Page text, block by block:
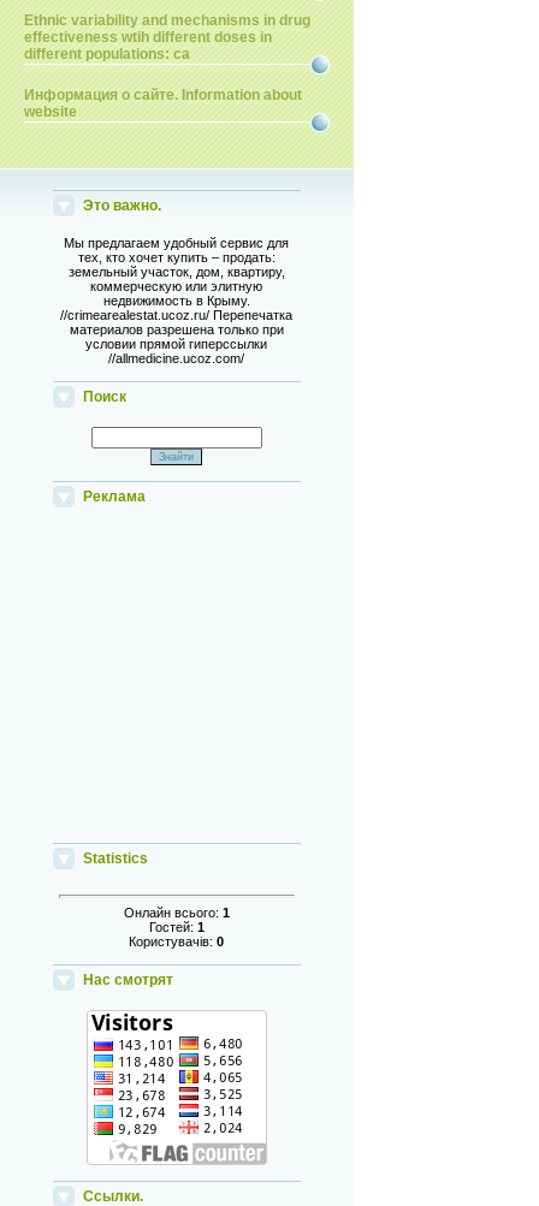
Ethnic variability and mechanisms in drug
effectiveness wtih different doses in
different populations: ca
Информация о сайте. Information about
website
Это важно.
Мы предлагаем удобный сервис для
тех, кто хочет купить – продать:
земельный участок, дом, квартиру,
коммерческую или элитную
недвижимость в Крыму.
//crimearealestat.ucoz.ru/ Перепечатка
материалов разрешена только при
условии прямой гиперссылки
//allmedicine.ucoz.com/
Поиск
Реклама
Statistics
Онлайн всього: 1
Гостей: 1
Користувачів:0
Нас смотрят
Ссылки.